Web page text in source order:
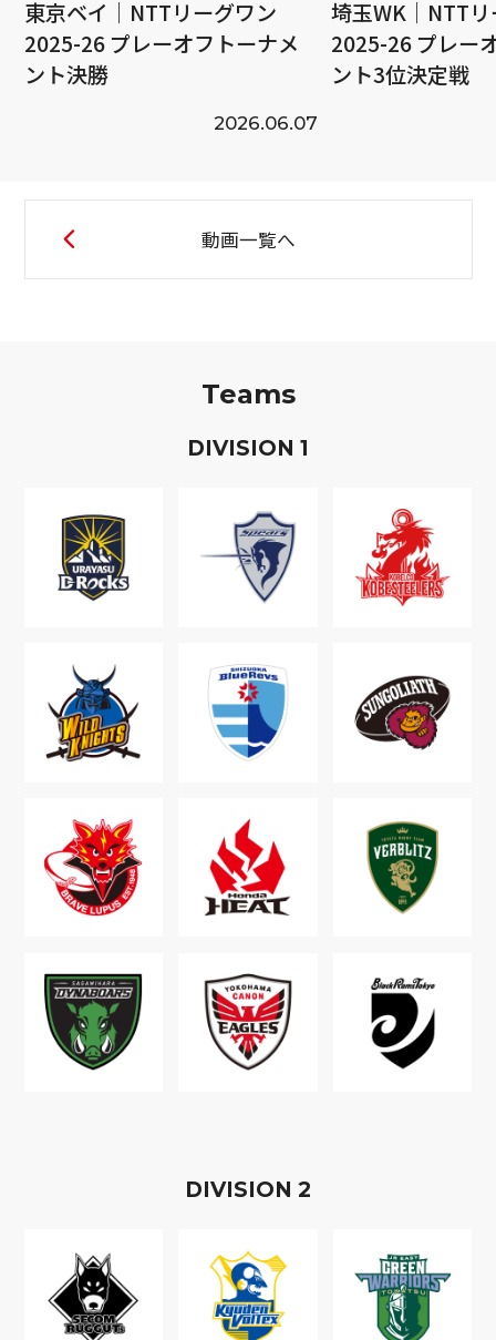
東京ベイ｜NTTリーグワン
2025-26 プレーオフトーナメ
ント決勝
2026.06.07
埼玉WK｜NTT
2025-26 プレー
ント3位決定戦
動画一覧へ
Teams
DIVISION 1
DIVISION 2